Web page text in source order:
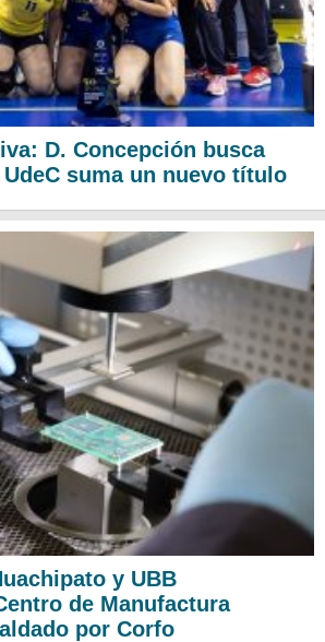
D. Concepción busca
suma un nuevo título
y UBB
de Manufactura
por Corfo